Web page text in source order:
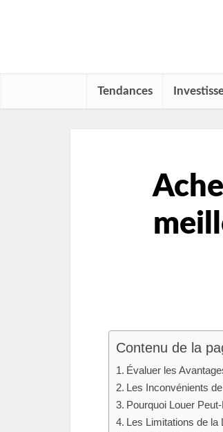
Tendances
Contenu de la
Évaluer les
Les Inconvénients
Pourquoi Louer
Les Limitations de la